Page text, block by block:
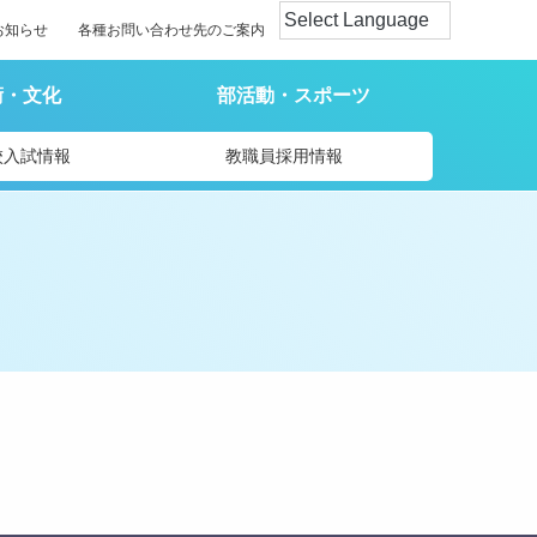
知らせ 各種お問い合わせ先のご案内
文化 部活動・スポーツ
試情報 教職員採用情報